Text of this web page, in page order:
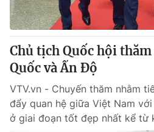
Chủ tịch Quốc hội
Quốc và Ấn Độ
VTV.vn - Chuyến thăm nhằm
đẩy quan hệ giữa Việt Nam
ở giai đoạn tốt đẹp nhất kể từ